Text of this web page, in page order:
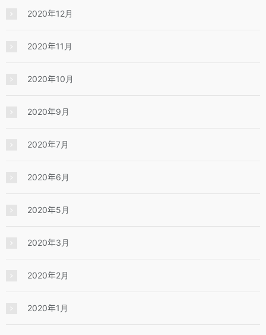
2020年12月
2020年11月
2020年10月
2020年9月
2020年7月
2020年6月
2020年5月
2020年3月
2020年2月
2020年1月